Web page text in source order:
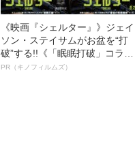
《映画『シェルター』》ジェイ
ソン・ステイサムがお盆を“打
破”する!!《「眠眠打破」コラ
ボ》
PR（キノフィルムズ）